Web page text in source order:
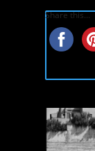
Share this...